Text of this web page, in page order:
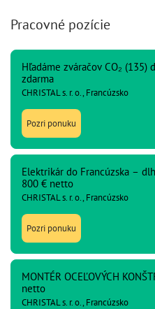
Pracovné pozície
Hľadáme zváračov CO₂ (135)
zdarma
CHRISTAL s. r. o., Francúzsko
Pozri ponuku
Elektrikár do Francúzska –
800 € netto
CHRISTAL s. r. o., Francúzsko
Pozri ponuku
MONTÉR OCEĽOVÝCH
netto
CHRISTAL s. r. o., Francúzsko